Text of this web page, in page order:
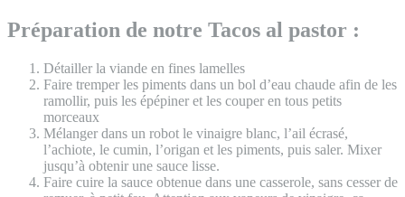
Préparation de notre Tacos al pastor :
Détailler la viande en fines lamelles
Faire tremper les piments dans un bol d’eau chaude afin de les
ramollir, puis les épépiner et les couper en tous petits
morceaux
Mélanger dans un robot le vinaigre blanc, l’ail écrasé,
l’achiote, le cumin, l’origan et les piments, puis saler. Mixer
jusqu’à obtenir une sauce lisse.
Faire cuire la sauce obtenue dans une casserole, sans cesser de